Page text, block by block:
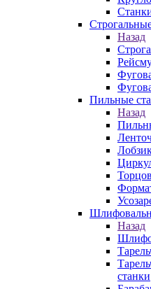
Назад
Пильные
Назад
Назад
станки